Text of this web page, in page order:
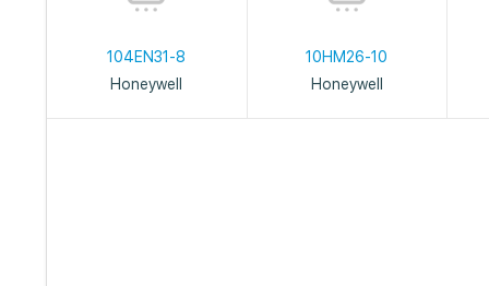
104EN31-8
Honeywell
10HM26-10
Honeywell